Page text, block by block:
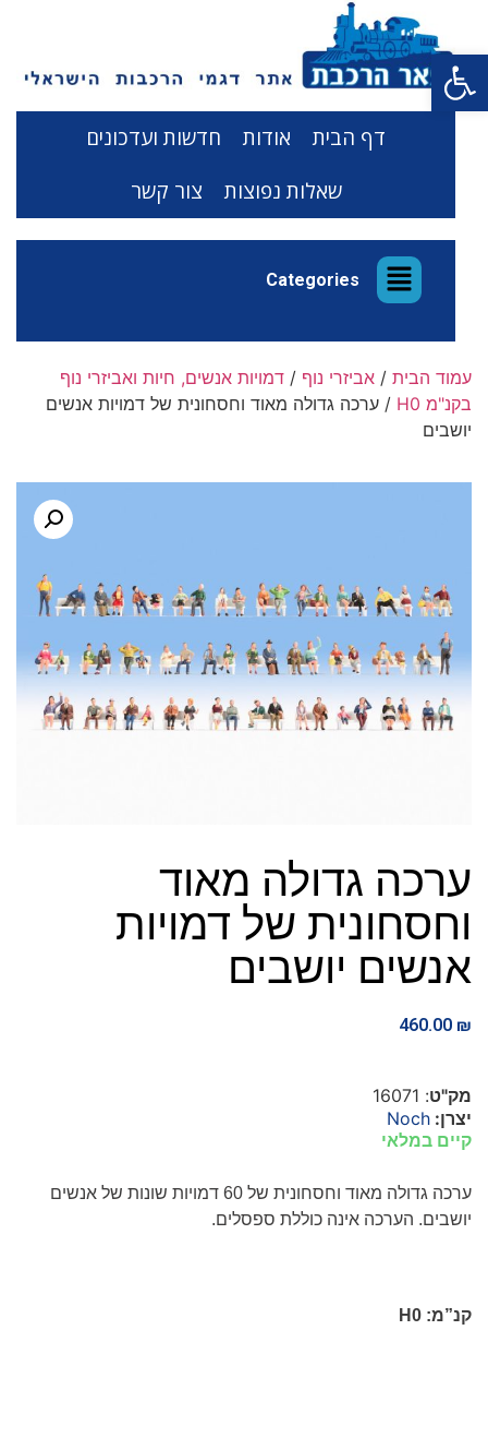
פתח סרגל נגישות
דף הבית אודות
חדשות ועדכונים
שאלות נפוצות
צור קשר
Categories
עמוד הבית / אביזרי נוף / דמויות אנשים, חיות ואביזרי נוף
בקנ"מ H0
/ ערכה גדולה מאוד וחסחונית של דמויות אנשים
יושבים
ערכה גדולה מאוד
וחסחונית של דמויות
אנשים יושבים
460.00 ₪
מק"ט: 16071
יצרן: Noch
קיים במלאי
ערכה גדולה מאוד וחסחונית של 60 דמויות שונות של אנשים
יושבים. הערכה אינה כוללת ספסלים.
קנ”מ: H0